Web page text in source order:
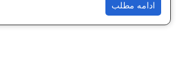
ادامه مطلب